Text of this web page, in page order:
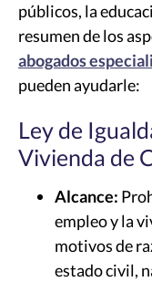
públicos, la
resumen de los
abogados
pueden ayudarle:
Ley de
Vivienda de
Alcance:
empleo y la
motivos de
estado civil,